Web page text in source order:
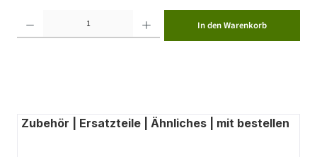
In den Warenkorb
Zubehör | Ersatzteile | Ähnliches | mit bestellen